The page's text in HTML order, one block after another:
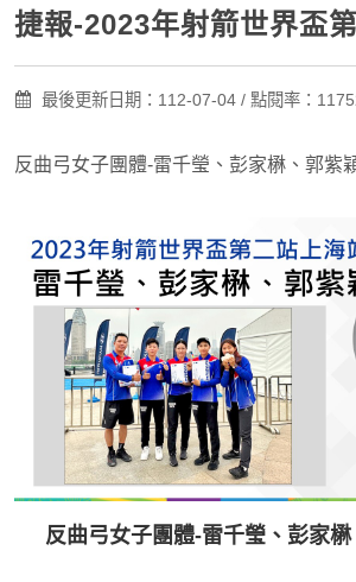
捷報-2023年射箭世界盃
最後更新日期：112-07-04 / 點閱率：
反曲弓女子團體-雷千瑩、彭家楙、郭紫
反曲弓女子團體-雷千瑩、彭家